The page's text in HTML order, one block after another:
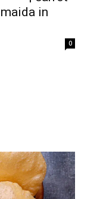
in
0